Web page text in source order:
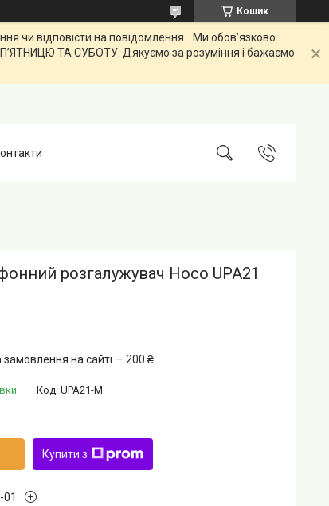
Кошик
відповісти на повідомлення. Ми обов’язково
ТА СУБОТУ. Дякуємо за розуміння і бажаємо
розгалужувач Hoco UPA21
замовлення на сайті — 200 ₴
Код: UPA21-M
Купити з
01